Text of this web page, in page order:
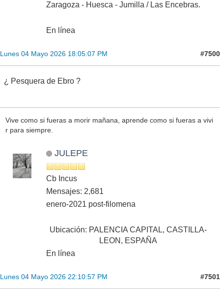
Zaragoza - Huesca - Jumilla / Las Encebras.
En línea
Lunes 04 Mayo 2026 18:05:07 PM #7500
¿ Pesquera de Ebro ?
Vive como si fueras a morir mañana, aprende como si fueras a vivi
r para siempre.
JULEPE
Cb Incus
Mensajes: 2,681
enero-2021 post-filomena
Ubicación: PALENCIA CAPITAL, CASTILLA-
LEON, ESPAÑA
En línea
Lunes 04 Mayo 2026 22:10:57 PM #7501